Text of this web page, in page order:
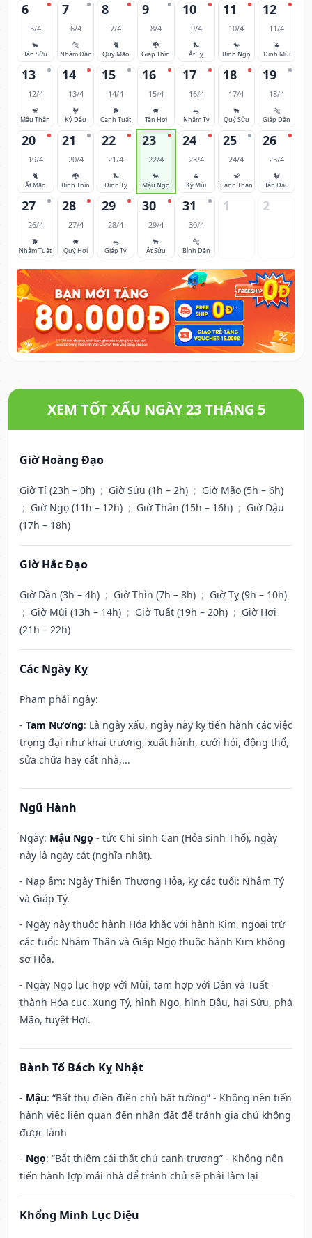
6
5/4
🐂
Tân Sửu
7
6/4
🐅
Nhâm Dần
8
7/4
🐈
Quý Mão
9
8/4
🐉
Giáp Thìn
10
9/4
🐍
Ất Tỵ
11
10/4
🐎
Bính Ngọ
12
11/4
🐐
Đinh Mùi
13
12/4
🐒
Mậu Thân
14
13/4
🐓
Kỷ Dậu
15
14/4
🐕
Canh Tuất
16
15/4
🐖
Tân Hợi
17
16/4
🐀
Nhâm Tý
18
17/4
🐂
Quý Sửu
19
18/4
🐅
Giáp Dần
20
19/4
🐈
Ất Mão
21
20/4
🐉
Bính Thìn
22
21/4
🐍
Đinh Tỵ
23
22/4
🐎
Mậu Ngọ
24
23/4
🐐
Kỷ Mùi
25
24/4
🐒
Canh Thân
26
25/4
🐓
Tân Dậu
27
26/4
🐕
Nhâm Tuất
28
27/4
🐖
Quý Hợi
29
28/4
🐀
Giáp Tý
30
29/4
🐂
Ất Sửu
31
30/4
🐅
Bính Dần
1 2
XEM TỐT XẤU NGÀY 23 THÁNG 5
Giờ Hoàng Đạo
Giờ Tí (23h – 0h) ; Giờ Sửu (1h – 2h) ; Giờ Mão (5h – 6h)
; Giờ Ngọ (11h – 12h) ; Giờ Thân (15h – 16h) ; Giờ Dậu
(17h – 18h)
Giờ Hắc Đạo
Giờ Dần (3h – 4h) ; Giờ Thìn (7h – 8h) ; Giờ Tỵ (9h – 10h)
; Giờ Mùi (13h – 14h) ; Giờ Tuất (19h – 20h) ; Giờ Hợi
(21h – 22h)
Các Ngày Kỵ
Phạm phải ngày:
- Tam Nương: Là ngày xấu, ngày này kỵ tiến hành các việc
trọng đại như khai trương, xuất hành, cưới hỏi, động thổ,
sửa chữa hay cất nhà,...
Ngũ Hành
Ngày: Mậu Ngọ - tức Chi sinh Can (Hỏa sinh Thổ), ngày
này là ngày cát (nghĩa nhật).
- Nạp âm: Ngày Thiên Thượng Hỏa, kỵ các tuổi: Nhâm Tý
và Giáp Tý.
- Ngày này thuộc hành Hỏa khắc với hành Kim, ngoại trừ
các tuổi: Nhâm Thân và Giáp Ngọ thuộc hành Kim không
sợ Hỏa.
- Ngày Ngọ lục hợp với Mùi, tam hợp với Dần và Tuất
thành Hỏa cục. Xung Tý, hình Ngọ, hình Dậu, hại Sửu, phá
Mão, tuyệt Hợi.
Bành Tổ Bách Kỵ Nhật
- Mậu: “Bất thụ điền điền chủ bất tường” - Không nên tiến
hành việc liên quan đến nhận đất để tránh gia chủ không
được lành
- Ngọ: “Bất thiêm cái thất chủ canh trương” - Không nên
tiến hành lợp mái nhà để tránh chủ sẽ phải làm lại
Khổng Minh Lục Diệu